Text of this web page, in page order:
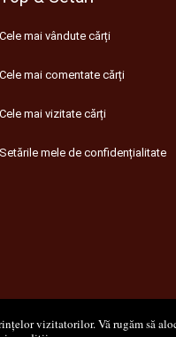
vizitatorilor. Vă rugăm să
Cele mai vândute cărți
Cele mai comentate cărți
Cele mai vizitate cărți
Setările mele de confidențialitate